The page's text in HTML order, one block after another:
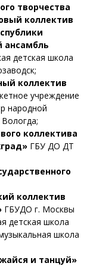
творчества
коллектив
ансамбль
детская школа
коллектив
учреждение
народной
коллектива
ГБУ ДО ДТ
коллектив
ГБУДО г. Москвы
детская школа
школа
и танцуй»